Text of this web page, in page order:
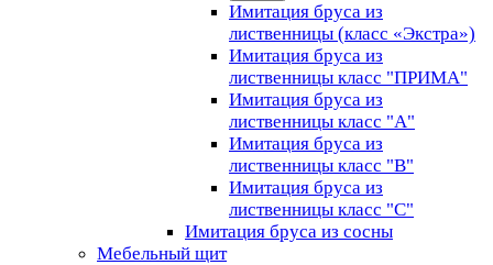
Имитация бруса из
лиственницы (класс «Экстра»)
Имитация бруса из
лиственницы класс "ПРИМА"
Имитация бруса из
лиственницы класс "А"
Имитация бруса из
лиственницы класс "B"
Имитация бруса из
лиственницы класс "C"
Имитация бруса из сосны
Мебельный щит